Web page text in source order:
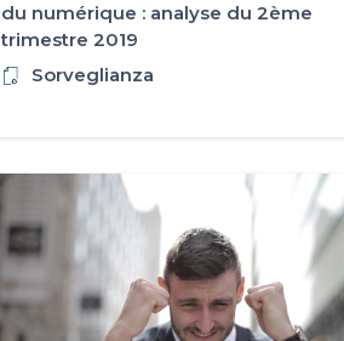
du numérique : analyse du 2ème
trimestre 2019
Sorveglianza